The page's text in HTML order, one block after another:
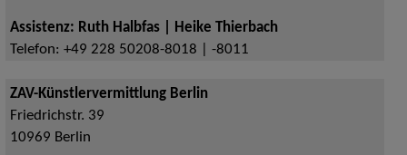
Assistenz: Ruth Halbfas | Heike Thierbach
Telefon: +49 228 50208-8018 | -8011
ZAV-Künstlervermittlung Berlin
Friedrichstr. 39
10969 Berlin